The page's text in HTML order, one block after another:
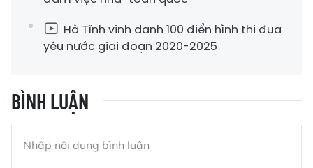
Hà Tĩnh vinh danh 100 điển hình thi đua
yêu nước giai đoạn 2020-2025
BÌNH LUẬN